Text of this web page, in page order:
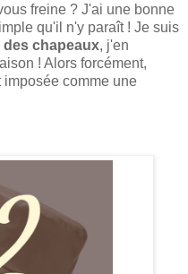
freine ? J'ai une bonne
qu'il n'y paraît ! Je suis
des chapeaux, j'en
! Alors forcément,
imposée comme une